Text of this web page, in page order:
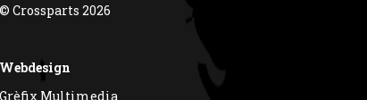
© Crossparts 2026
Webdesign
Grèfix Multimedia